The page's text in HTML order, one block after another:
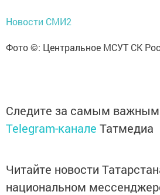
Новости СМИ2
Фото ©: Центральное МСУТ СК
Следите за самым
Telegram-канале Татмедиа
Читайте новости
национальном